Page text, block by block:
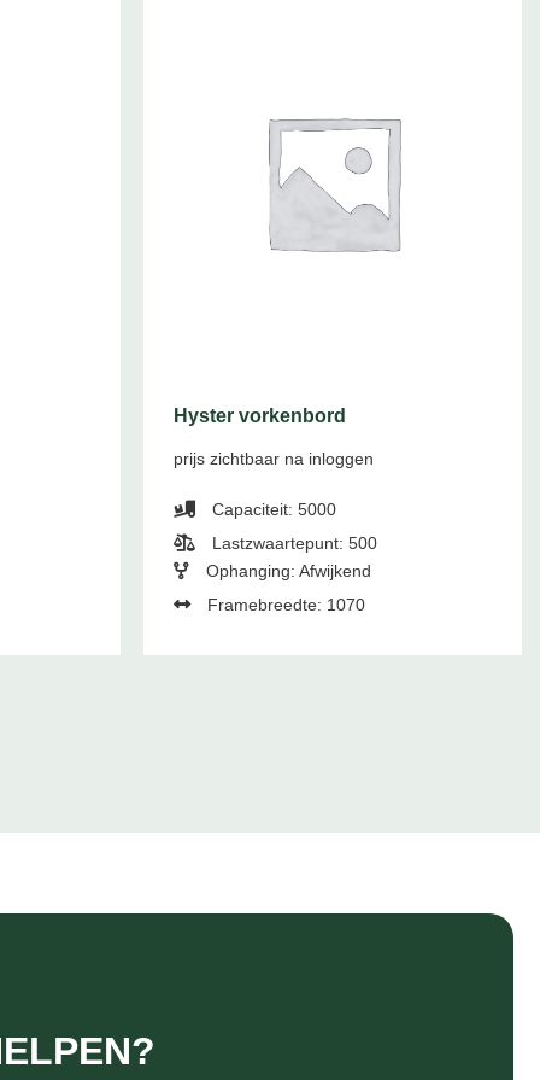
Hyster vorkenbord
prijs zichtbaar na inloggen
Capaciteit: 5000
Lastzwaartepunt: 500
Ophanging: Afwijkend
Framebreedte: 1070